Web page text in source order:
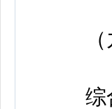
（九
综合